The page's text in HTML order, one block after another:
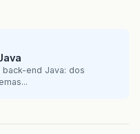
end Java: dos